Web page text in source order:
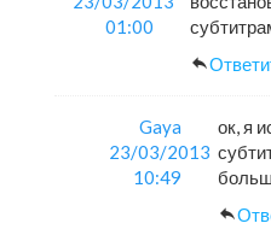
01:00
Gaya
23/03/2013
10:49
ок, я